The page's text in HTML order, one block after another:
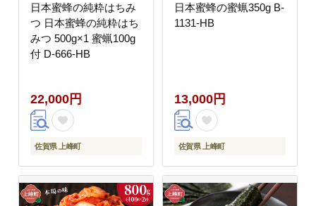
日本蜜蜂の純粋はちみ
つ 日本蜜蜂の純粋はち
みつ 500g×1 蜜蝋100g
付 D-666-HB
22,000円
佐賀県 上峰町
日本蜜蜂の蜜蝋350g B-
1131-HB
13,000円
佐賀県 上峰町